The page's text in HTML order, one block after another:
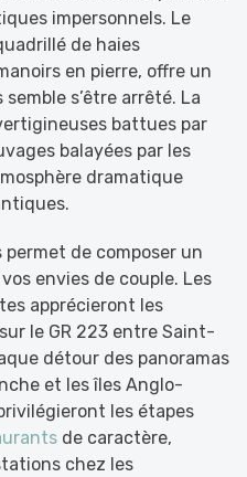
impersonnels. Le
de haies
en pierre, offre un
s’être arrêté. La
battues par
balayées par les
dramatique
de composer un
envies de couple. Les
apprécieront les
le GR 223 entre Saint-
détour des panoramas
et les îles Anglo-
les étapes
de caractère,
chez les